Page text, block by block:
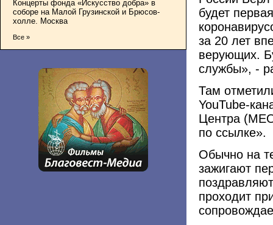
Концерты фонда «Искусство добра» в
соборе на Малой Грузинской и Брюсов-
холле. Москва
Все »
будет
за 20 лет
верующих.
службы», -
Там
YouTube-
Центра
по ссылке».
Обычно на
зажигают
проходит